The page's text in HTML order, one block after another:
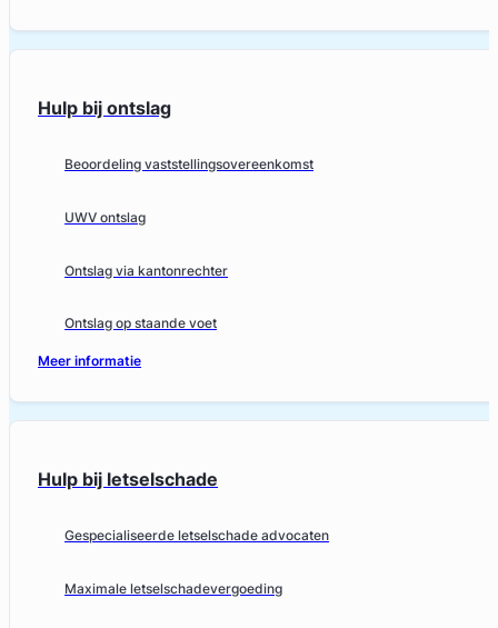
Hulp bij ontslag
Beoordeling vaststellingsovereenkomst
UWV ontslag
Ontslag via kantonrechter
Ontslag op staande voet
Meer informatie
Hulp bij letselschade
Gespecialiseerde letselschade advocaten
Maximale letselschadevergoeding